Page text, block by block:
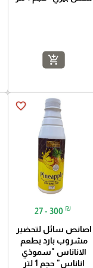
add_shopping_cart
favorite_border
27 - 300 ₪
اصانص سائل لتحضير
مشروب بارد بطعم
الاناناس "سموذي
اناناس" حجم 1 لتر